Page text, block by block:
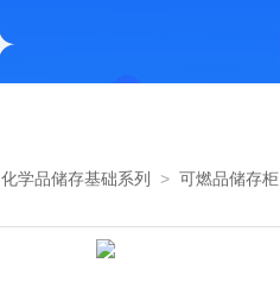
化学品储存基础系列 > 可燃品储存柜